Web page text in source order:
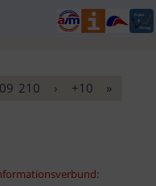
210 › +10 »